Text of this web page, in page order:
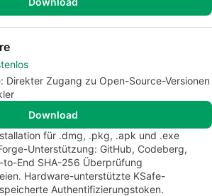
Direkter Zugang zu Open-Source-Versionen
Download
für .dmg, .pkg, .apk und .exe
Unterstützung: GitHub, Codeberg,
to-End SHA-256 Überprüfung
Hardware-unterstützte KSafe-
Authentifizierungstoken.